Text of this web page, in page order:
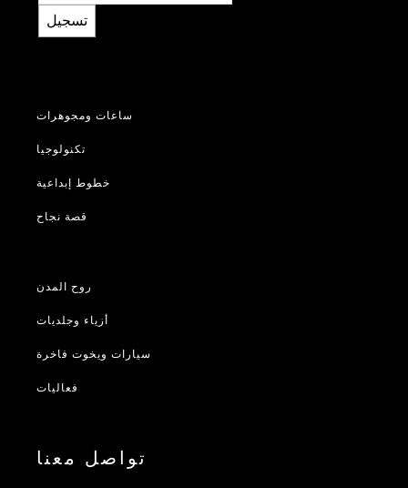
تسجيل
ساعات ومجوهرات
تكنولوجيا
خطوط إبداعية
قصة نجاح
روح المدن
أزياء وجلديات
سيارات ويخوت فاخرة
فعاليات
تواصل معنا